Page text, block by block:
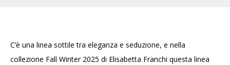
C’è una linea sottile tra eleganza e seduzione, e nella
collezione Fall Winter 2025 di Elisabetta Franchi questa linea